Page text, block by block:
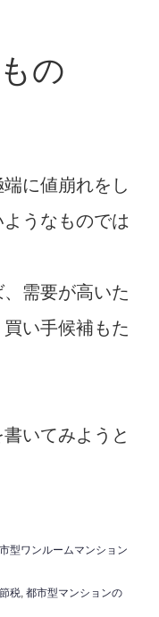
の
に値崩れをし
うなものでは
需要が高いた
い手候補もた
いてみようと
型ワンルームマンション
税 都市型マンションの